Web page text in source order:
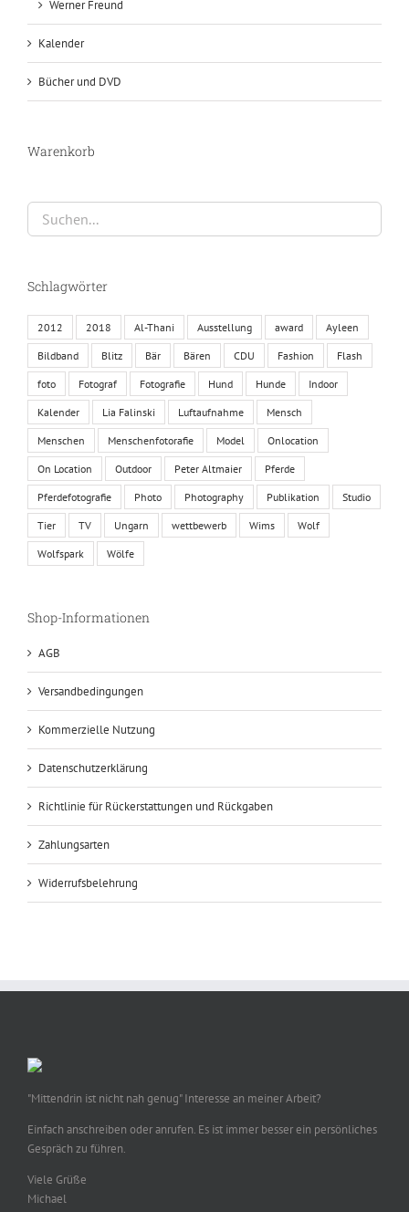
Werner Freund
Kalender
Bücher und DVD
Warenkorb
Schlagwörter
2012 2018 Al-Thani Ausstellung award Ayleen
Bildband Blitz Bär Bären CDU Fashion Flash
foto Fotograf Fotografie Hund Hunde Indoor
Kalender Lia Falinski Luftaufnahme Mensch
Menschen Menschenfotorafie Model Onlocation
On Location Outdoor Peter Altmaier Pferde
Pferdefotografie Photo Photography Publikation Studio
Tier TV Ungarn wettbewerb Wims Wolf
Wolfspark Wölfe
Shop-Informationen
AGB
Versandbedingungen
Kommerzielle Nutzung
Datenschutzerklärung
Richtlinie für Rückerstattungen und Rückgaben
Zahlungsarten
Widerrufsbelehrung
"Mittendrin ist nicht nah genug" Interesse an meiner Arbeit?
Einfach anschreiben oder anrufen. Es ist immer besser ein persönliches
Gespräch zu führen.
Viele Grüße
Michael